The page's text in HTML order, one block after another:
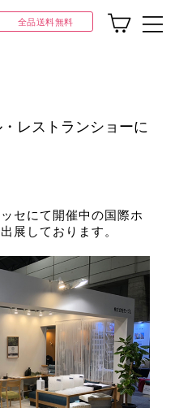
全品送料無料
・レストランショーに
セにて開催中の国際ホ
展しております。